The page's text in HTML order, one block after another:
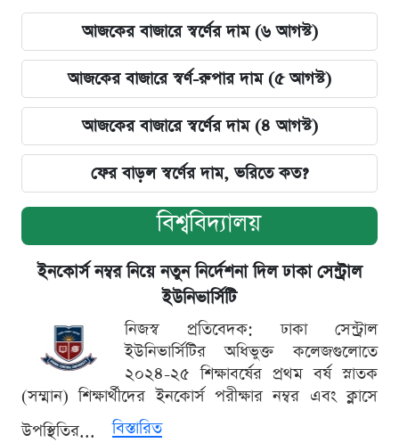
আজকের বাজারে স্বর্ণের দাম (৬ আগস্ট)
আজকের বাজারে স্বর্ণ-রুপার দাম (৫ আগস্ট)
আজকের বাজারে স্বর্ণের দাম (৪ আগস্ট)
ফের বাড়ল স্বর্ণের দাম, ভরিতে কত?
বিশ্ববিদ্যালয়
ইনকোর্স নম্বর নিয়ে নতুন নির্দেশনা দিল ঢাকা সেন্ট্রাল
ইউনিভার্সিটি
নিজস্ব প্রতিবেদক: ঢাকা সেন্ট্রাল
ইউনিভার্সিটির অধিভুক্ত কলেজগুলোতে
২০২৪-২৫ শিক্ষাবর্ষের প্রথম বর্ষ স্নাতক
(সম্মান) শিক্ষার্থীদের ইনকোর্স পরীক্ষার নম্বর এবং ক্লাসে
উপস্থিতির...
বিস্তারিত